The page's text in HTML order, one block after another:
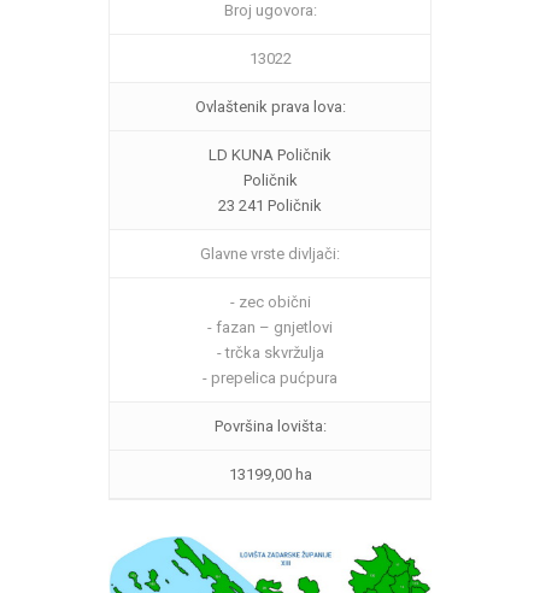
Broj ugovora:
13022
Ovlaštenik prava lova:
LD KUNA Poličnik
Poličnik
23 241 Poličnik
Glavne vrste divljači:
- zec obični
- fazan – gnjetlovi
- trčka skvržulja
- prepelica pućpura
Površina lovišta:
13199,00 ha